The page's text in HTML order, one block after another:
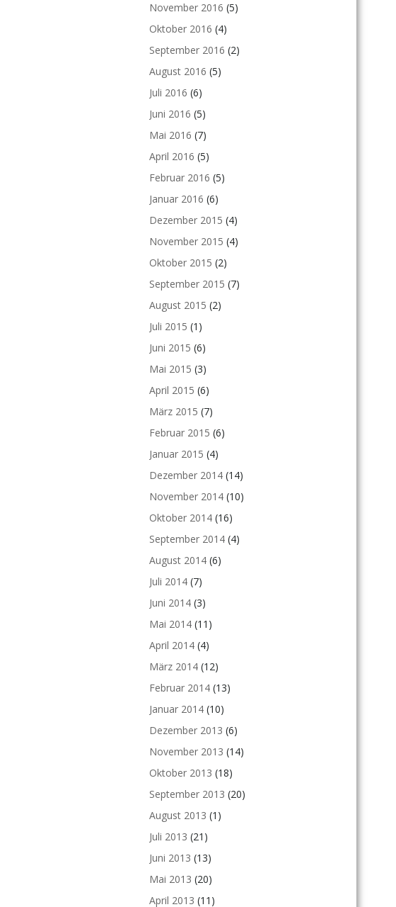
November 2016 (5)
Oktober 2016 (4)
September 2016 (2)
August 2016 (5)
Juli 2016 (6)
Juni 2016 (5)
Mai 2016 (7)
April 2016 (5)
Februar 2016 (5)
Januar 2016 (6)
Dezember 2015 (4)
November 2015 (4)
Oktober 2015 (2)
September 2015 (7)
August 2015 (2)
Juli 2015 (1)
Juni 2015 (6)
Mai 2015 (3)
April 2015 (6)
März 2015 (7)
Februar 2015 (6)
Januar 2015 (4)
Dezember 2014 (14)
November 2014 (10)
Oktober 2014 (16)
September 2014 (4)
August 2014 (6)
Juli 2014 (7)
Juni 2014 (3)
Mai 2014 (11)
April 2014 (4)
März 2014 (12)
Februar 2014 (13)
Januar 2014 (10)
Dezember 2013 (6)
November 2013 (14)
Oktober 2013 (18)
September 2013 (20)
August 2013 (1)
Juli 2013 (21)
Juni 2013 (13)
Mai 2013 (20)
April 2013 (11)